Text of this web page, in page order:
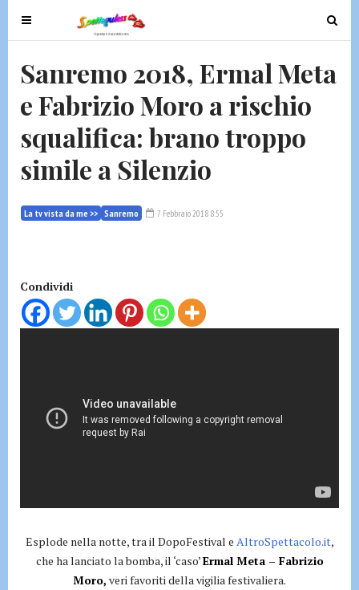
T
o
g
e
n
v
g
o
n
T
o
g
Sanremo 2018, Ermal Meta
e Fabrizio Moro a rischio
squalifica: brano troppo
simile a Silenzio
La tv vista da me >> Sanremo 7 Febbraio 2018 8:55
Condividi
Esplode nella notte, tra il DopoFestival e AltroSpettacolo.it,
che ha lanciato la bomba, il ‘caso’Ermal Meta – Fabrizio
Moro, veri favoriti della vigilia festivaliera.